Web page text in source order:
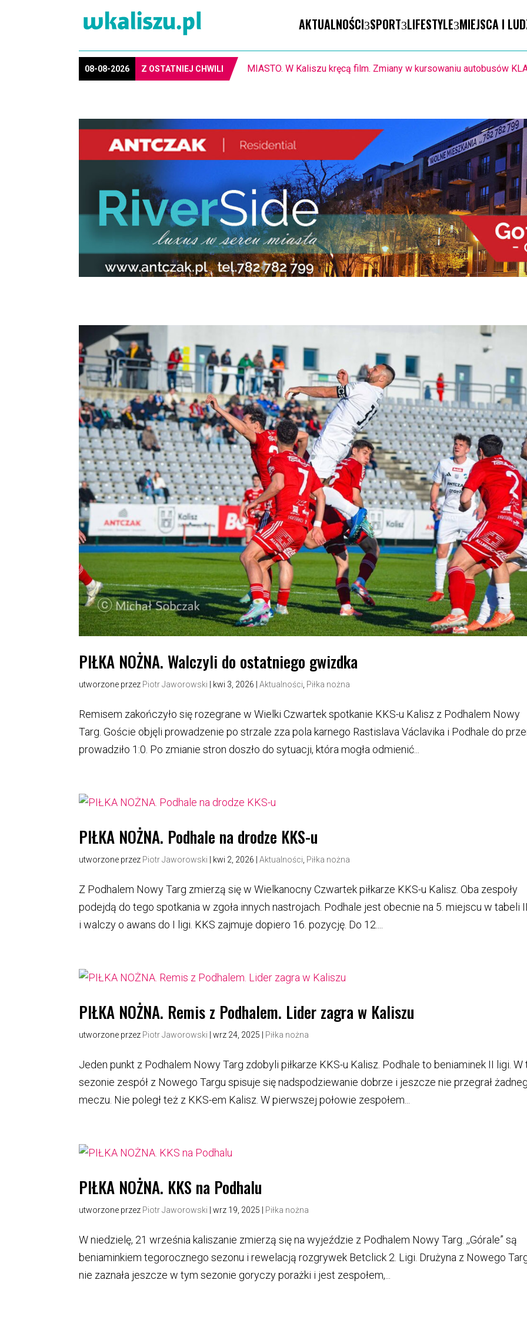
AKTUALNOŚCI SPORT LIFESTYLE MIEJSCA I
08-08-2026 Z OSTATNIEJ CHWILI 8-11.8. Warsztaty pisania ikon w Pałacu Lipskich
PIŁKA NOŻNA. Walczyli do ostatniego gwizdka
utworzone przez Piotr Jaworowski kwi 3, 2026 |Aktualności Piłka nożna
Remisem zakończyło się rozegrane w Wielki Czwartek spotkanie KKS-u Kalisz z Podhalem Nowy
Targ. Goście objęli prowadzenie po strzale zza pola karnego Rastislava Václavika i Podhale do
prowadziło 1:0. Po zmianie stron doszło do sytuacji, która mogła odmienić...
PIŁKA NOŻNA. Podhale na drodze KKS-u
utworzone przez Piotr Jaworowski kwi 2, 2026 |Aktualności Piłka nożna
Z Podhalem Nowy Targ zmierzą się w Wielkanocny Czwartek piłkarze KKS-u Kalisz. Oba zespoły
podejdą do tego spotkania w zgoła innych nastrojach. Podhale jest obecnie na 5. miejscu w tabeli
i walczy o awans do I ligi. KKS zajmuje dopiero 16. pozycję. Do 12....
PIŁKA NOŻNA. Remis z Podhalem. Lider zagra w Kaliszu
utworzone przez Piotr Jaworowski |wrz 24, 2025 Piłka nożna
Jeden punkt z Podhalem Nowy Targ zdobyli piłkarze KKS-u Kalisz. Podhale to beniaminek II ligi. W
sezonie zespół z Nowego Targu spisuje się nadspodziewanie dobrze i jeszcze nie przegrał
meczu. Nie poległ też z KKS-em Kalisz. W pierwszej połowie zespołem...
PIŁKA NOŻNA. KKS na Podhalu
utworzone przez Piotr Jaworowski |wrz 19, 2025 Piłka nożna
W niedzielę, 21 września kaliszanie zmierzą się na wyjeździe z Podhalem Nowy Targ. ,,Górale” są
beniaminkiem tegorocznego sezonu i rewelacją rozgrywek Betclick 2. Ligi. Drużyna z Nowego
nie zaznała jeszcze w tym sezonie goryczy porażki i jest zespołem,...